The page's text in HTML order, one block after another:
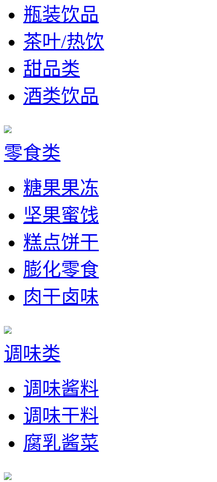
瓶装饮品
茶叶/热饮
甜品类
酒类饮品
零食类
糖果果冻
坚果蜜饯
糕点饼干
膨化零食
肉干卤味
调味类
调味酱料
调味干料
腐乳酱菜